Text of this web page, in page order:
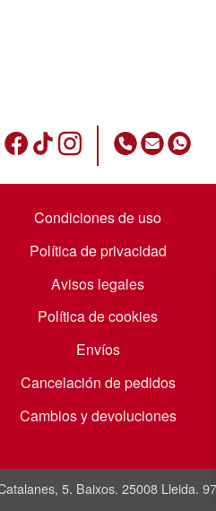
Condiciones de uso
Política de privacidad
Avisos legales
Política de cookies
Envíos
Cancelación de pedidos
Cambios y devoluciones
5. Baixos. 25008 Lleida.